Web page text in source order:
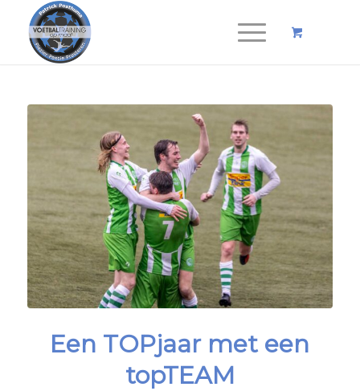
Een TOPjaar met een
topTEAM